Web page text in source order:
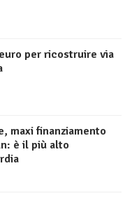
per ricostruire via
maxi finanziamento
è il più alto